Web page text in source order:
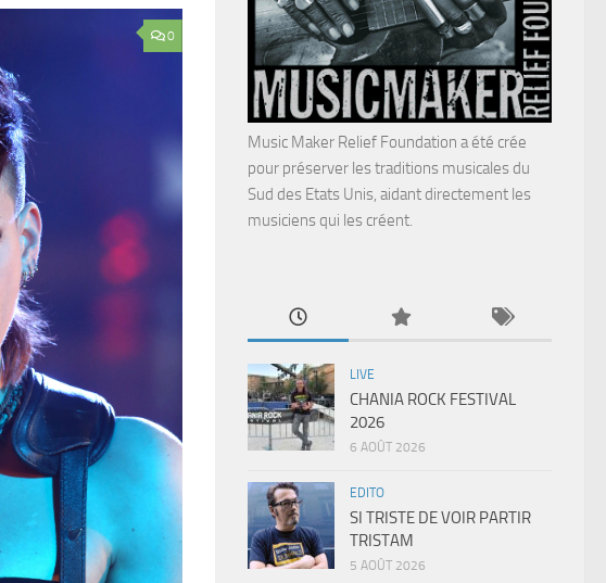
0
Music Maker Relief Foundation a été crée
pour préserver les traditions musicales du
Sud des Etats Unis, aidant directement les
musiciens qui les créent.
LIVE
CHANIA ROCK FESTIVAL
2026
6 AOÛT 2026
EDITO
SI TRISTE DE VOIR PARTIR
TRISTAM
5 AOÛT 2026